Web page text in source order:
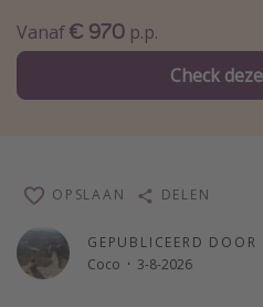
Type vakantie
Overzicht
Vroegboeker
Groepsreizen
Vakantieparken
Vanaf€ 970 p.p.
Check
GEPUBLICEERD DOOR
Coco · 3-8-2026
OPSLAAN DELEN